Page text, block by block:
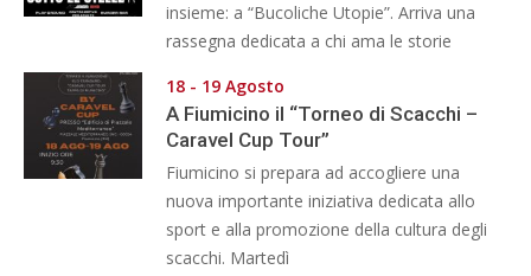
insieme: a “Bucoliche Utopie”. Arriva una
rassegna dedicata a chi ama le storie
18 - 19 Agosto
A Fiumicino il “Torneo di Scacchi –
Caravel Cup Tour”
Fiumicino si prepara ad accogliere una
nuova importante iniziativa dedicata allo
sport e alla promozione della cultura degli
scacchi. Martedì